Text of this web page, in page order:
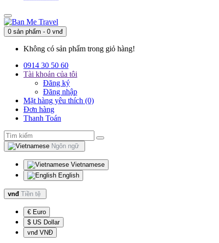
0 sản phẩm - 0 vnđ
Không có sản phẩm trong giỏ hàng!
0914 30 50 60
Tài khoản của tôi
Đăng ký
Đăng nhập
Mặt hàng yêu thích (0)
Đơn hàng
Thanh Toán
Ngôn ngữ
Vietnamese
English
vnđ Tiền tệ
€ Euro
$ US Dollar
vnđ VNĐ